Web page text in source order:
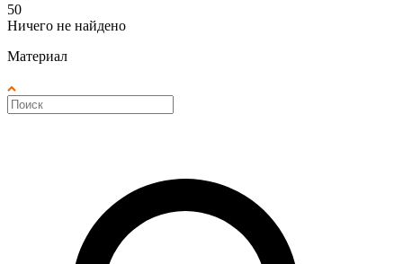
50
Ничего не найдено
Материал